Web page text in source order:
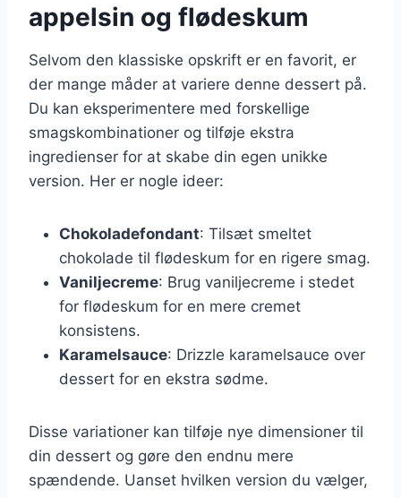
appelsin og flødeskum
Selvom den klassiske opskrift er en favorit, er
der mange måder at variere denne dessert på.
Du kan eksperimentere med forskellige
smagskombinationer og tilføje ekstra
ingredienser for at skabe din egen unikke
version. Her er nogle ideer:
Chokoladefondant: Tilsæt smeltet
chokolade til flødeskum for en rigere smag.
Vaniljecreme: Brug vaniljecreme i stedet
for flødeskum for en mere cremet
konsistens.
Karamelsauce: Drizzle karamelsauce over
dessert for en ekstra sødme.
Disse variationer kan tilføje nye dimensioner til
din dessert og gøre den endnu mere
spændende. Uanset hvilken version du vælger,